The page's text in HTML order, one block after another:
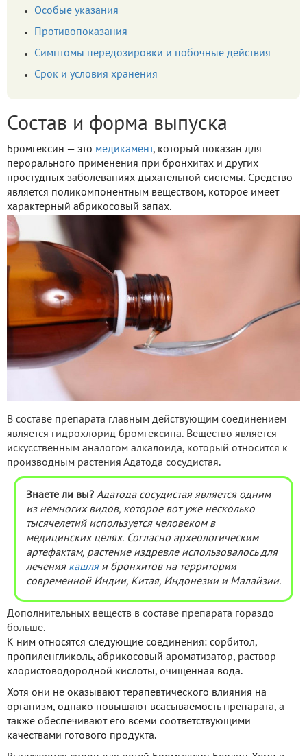
Особые указания
Противопоказания
Симптомы передозировки и побочные действия
Срок и условия хранения
Состав и форма выпуска
Бромгексин — это медикамент, который показан для
перорального применения при бронхитах и других
простудных заболеваниях дыхательной системы. Средство
является поликомпонентным веществом, которое имеет
характерный абрикосовый запах.
В составе препарата главным действующим соединением
является гидрохлорид бромгексина. Вещество является
искусственным аналогом алкалоида, который относится к
производным растения Адатода сосудистая.
Знаете ли вы? Адатода сосудистая является одним
из немногих видов, которое вот уже несколько
тысячелетий используется человеком в
медицинских целях. Согласно археологическим
артефактам, растение издревле использовалось для
лечения кашляи бронхитов на территории
современной Индии, Китая, Индонезии и Малайзии.
Дополнительных веществ в составе препарата гораздо
больше.
К ним относятся следующие соединения: сорбитол,
пропиленгликоль, абрикосовый ароматизатор, раствор
хлористоводородной кислоты, очищенная вода.
Хотя они не оказывают терапевтического влияния на
организм, однако повышают всасываемость препарата, а
также обеспечивают его всеми соответствующими
качествами готового продукта.